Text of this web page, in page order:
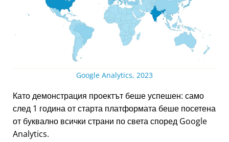
Google Analytics, 2023
Като демонстрация проектът беше успешен: само
след 1 година от старта платформата беше посетена
от буквално всички страни по света според Google
Analytics.